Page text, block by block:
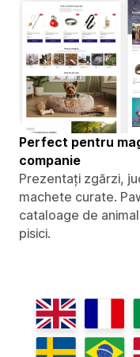
Perfect pentru
companie
Prezentați zgărzi,
machete curate.
cataloage de
pisici.